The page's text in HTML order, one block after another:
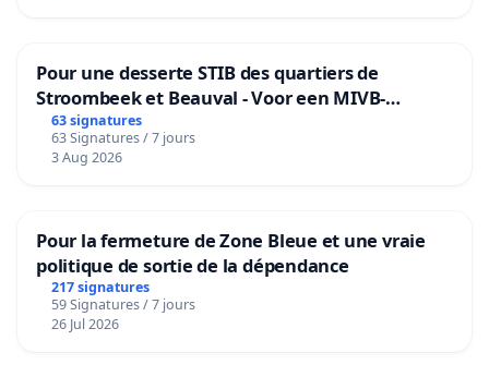
Pour une desserte STIB des quartiers de
Stroombeek et Beauval - Voor een MIVB-
bediening van de wijken Strombeek en Het
Voor
63 signatures
63 Signatures / 7 jours
3 Aug 2026
Pour la fermeture de Zone Bleue et une vraie
politique de sortie de la dépendance
217 signatures
59 Signatures / 7 jours
26 Jul 2026